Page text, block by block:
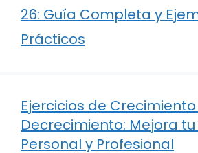
26: Guía Completa y
Prácticos
Ejercicios de
Decrecimiento: Mejora
Personal y Profesional